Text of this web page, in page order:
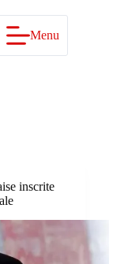
Menu
inscrite